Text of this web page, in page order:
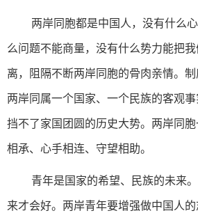
两岸同胞都是中国人，没有什么
么问题不能商量，没有什么势力能把
离，阻隔不断两岸同胞的骨肉亲情。
两岸同属一个国家、一个民族的客观
挡不了家国团圆的历史大势。两岸同
相承、心手相连、守望相助。
青年是国家的希望、民族的未来
来才会好。两岸青年要增强做中国人的